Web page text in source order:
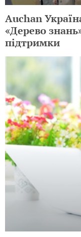
Auchan
«Дерево
підтримки